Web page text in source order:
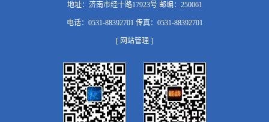
地址：济南市经十路17923号 邮编：250061
电话：0531-88392701 传真：0531-88392701
[ 网站管理 ]